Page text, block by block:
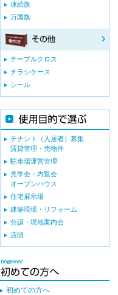
連続旗
万国旗
テーブルクロス
チラシケース
シール
テナント（入居者）募集
賃貸管理・売物件
駐車場運営管理
見学会・内覧会
オープンハウス
住宅展示場
建築現場・リフォーム
分譲・現地案内会
店頭
初めての方へ